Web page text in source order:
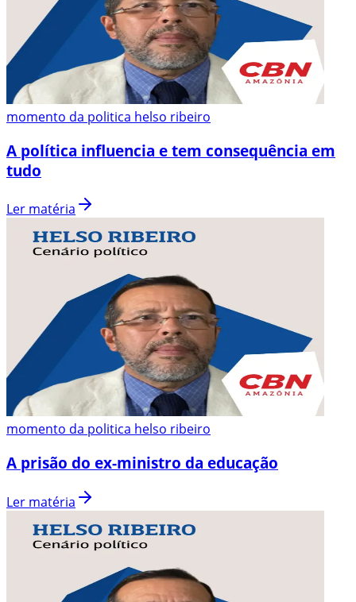
momento da politica helso ribeiro
A política influencia e tem consequência em
tudo
Ler matéria
momento da politica helso ribeiro
A prisão do ex-ministro da educação
Ler matéria